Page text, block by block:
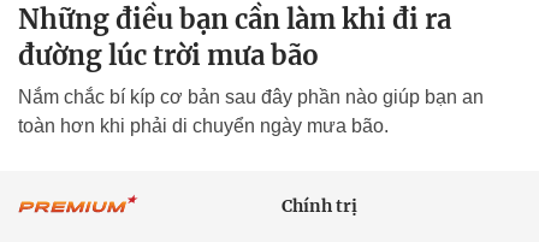
Những điều bạn cần làm khi đi ra
đường lúc trời mưa bão
Nắm chắc bí kíp cơ bản sau đây phần nào giúp bạn an
toàn hơn khi phải di chuyển ngày mưa bão.
Chính trị